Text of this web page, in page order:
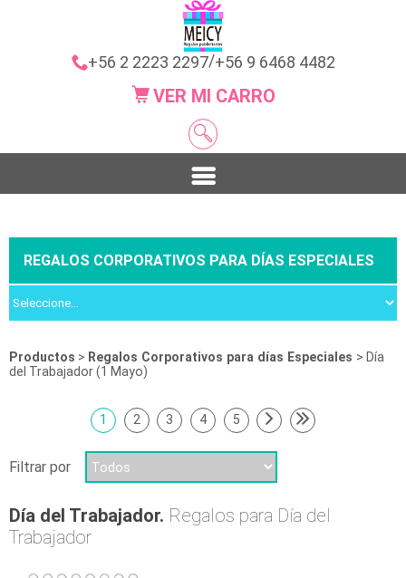
+56 2 2223 2297/+56 9 6468 4482
VER MI CARRO
REGALOS CORPORATIVOS PARA DÍAS ESPECIALES
Productos > Regalos Corporativos para días Especiales > Día
del Trabajador (1 Mayo)
1 2 3 4 5
Filtrar por
Día del Trabajador. Regalos para Día del
Trabajador